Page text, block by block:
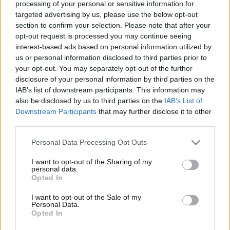
processing of your personal or sensitive information for
targeted advertising by us, please use the below opt-out
section to confirm your selection. Please note that after your
opt-out request is processed you may continue seeing
interest-based ads based on personal information utilized by
us or personal information disclosed to third parties prior to
your opt-out. You may separately opt-out of the further
disclosure of your personal information by third parties on the
IAB’s list of downstream participants. This information may
also be disclosed by us to third parties on the IAB’s List of
Downstream Participants that may further disclose it to other
Personal Data Processing Opt Outs
I want to opt-out of the Sharing of my
personal data.
Opted In
I want to opt-out of the Sale of my
Personal Data.
Opted In
dell’Osservaprezzi Carburanti del Ministero delle
Imprese e del Made in Italy . In particolare, nel
nostro Paese c’è uno specifico distributore che sta
puntando tutto su sconti e offerte senza
precedenti. Si tratta del distributore più
economico d’Italia. Dov’è situato? Scopriamo tutti i
dettagli a riguardo, attraverso anche le parole del
titolare di esso.
Qui la benzina costa davvero
poco: tutte le informazioni a
riguardo
Risparmiare è semplice, basta scegliere il pieno giusto.
C’è chi lo ha fatto prima ma… noi lo abbiamo fatto
meglio“. Questo è il
messaggio pubblicitario
esposto dal distributore più economico d’Italia